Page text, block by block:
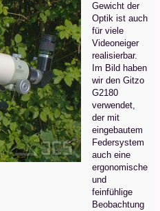
Gewicht der
Optik ist auch
für viele
Videoneiger
realisierbar.
Im Bild haben
wir den Gitzo
G2180
verwendet,
der mit
eingebautem
Federsystem
auch eine
ergonomische
und
feinfühlige
Beobachtung